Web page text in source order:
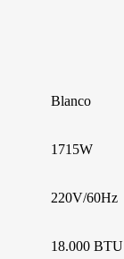
Blanco
1715W
220V/60Hz
18.000 BTU